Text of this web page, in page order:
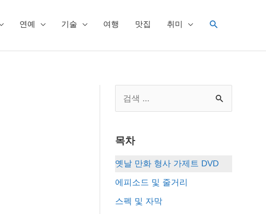
연예 기술 여행 맛집 취미
검
e
r
c
h
목차
옛날 만화 형사 가제트 DVD
에피소드 및 줄거리
스펙 및 자막